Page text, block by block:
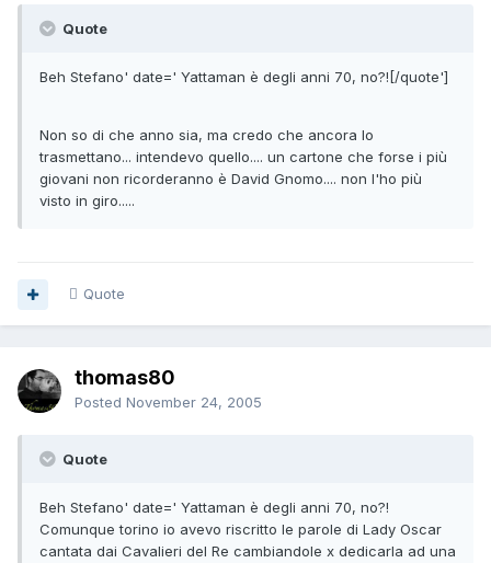
Quote
Beh Stefano' date=' Yattaman è degli anni 70, no?![/quote']
Non so di che anno sia, ma credo che ancora lo
trasmettano... intendevo quello.... un cartone che forse i più
giovani non ricorderanno è David Gnomo.... non l'ho più
visto in giro.....
Quote
thomas80
Posted November 24, 2005
Quote
Beh Stefano' date=' Yattaman è degli anni 70, no?!
Comunque torino io avevo riscritto le parole di Lady Oscar
cantata dai Cavalieri del Re cambiandole x dedicarla ad una